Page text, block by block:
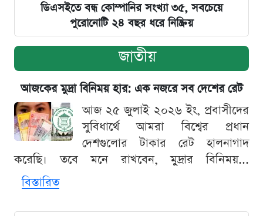
ডিএসইতে বন্ধ কোম্পানির সংখ্যা ৩৫, সবচেয়ে
পুরোনোটি ২৪ বছর ধরে নিষ্ক্রিয়
জাতীয়
আজকের মুদ্রা বিনিময় হার: এক নজরে সব দেশের রেট
আজ ২৫ জুলাই ২০২৬ ইং, প্রবাসীদের
সুবিধার্থে আমরা বিশ্বের প্রধান
দেশগুলোর টাকার রেট হালনাগাদ
করেছি। তবে মনে রাখবেন, মুদ্রার বিনিময়...
বিস্তারিত